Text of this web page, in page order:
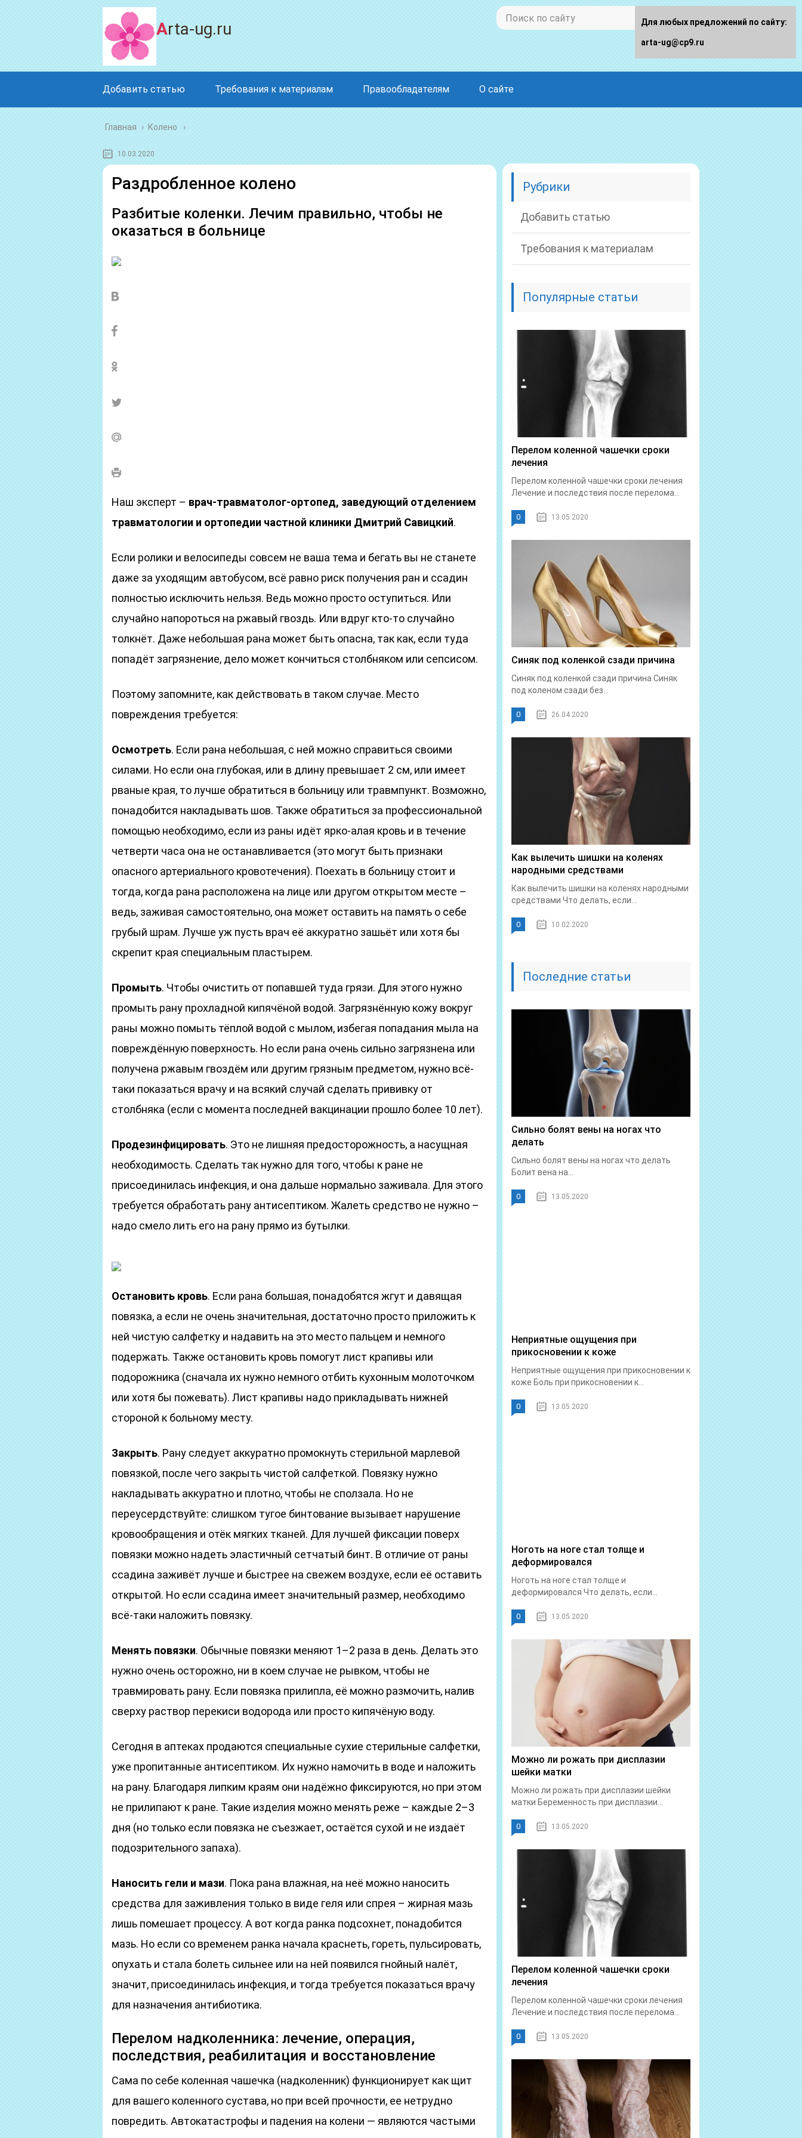
Arta-ug.ru
Добавить статью Требования к материалам Правообладателям О сайте
Главная › Колено
10.03.2020
Раздробленное колено
Разбитые коленки. Лечим правильно, чтобы не
оказаться в больнице
Наш эксперт – врач-травматолог-ортопед, заведующий отделением
травматологии и ортопедии частной клиники Дмитрий Савицкий.
Если ролики и велосипеды совсем не ваша тема и бегать вы не станете
даже за уходящим автобусом, всё равно риск получения ран и ссадин
полностью исключить нельзя. Ведь можно просто оступиться. Или
случайно напороться на ржавый гвоздь. Или вдруг кто-то случайно
толкнёт. Даже небольшая рана может быть опасна, так как, если туда
попадёт загрязнение, дело может кончиться столбняком или сепсисом.
Поэтому запомните, как действовать в таком случае. Место
повреждения требуется:
Осмотреть. Если рана небольшая, с ней можно справиться своими
силами. Но если она глубокая, или в длину превышает 2 см, или имеет
рваные края, то лучше обратиться в больницу или травмпункт. Возможно,
понадобится накладывать шов. Также обратиться за профессиональной
помощью необходимо, если из раны идёт ярко-алая кровь и в течение
четверти часа она не останавливается (это могут быть признаки
опасного артериального кровотечения). Поехать в больницу стоит и
тогда, когда рана расположена на лице или другом открытом месте –
ведь, заживая самостоятельно, она может оставить на память о себе
грубый шрам. Лучше уж пусть врач её аккуратно зашьёт или хотя бы
скрепит края специальным пластырем.
Промыть. Чтобы очистить от попавшей туда грязи. Для этого нужно
промыть рану прохладной кипячёной водой. Загрязнённую кожу вокруг
раны можно помыть тёплой водой с мылом, избегая попадания мыла на
повреждённую поверхность. Но если рана очень сильно загрязнена или
получена ржавым гвоздём или другим грязным предметом, нужно всё-
таки показаться врачу и на всякий случай сделать прививку от
столбняка (если с момента последней вакцинации прошло более 10 лет).
Продезинфицировать. Это не лишняя предосторожность, а насущная
необходимость. Сделать так нужно для того, чтобы к ране не
присоединилась инфекция, и она дальше нормально заживала. Для этого
требуется обработать рану антисептиком. Жалеть средство не нужно –
надо смело лить его на рану прямо из бутылки.
Остановить кровь. Если рана большая, понадобятся жгут и давящая
повязка, а если не очень значительная, достаточно просто приложить к
ней чистую салфетку и надавить на это место пальцем и немного
подержать. Также остановить кровь помогут лист крапивы или
подорожника (сначала их нужно немного отбить кухонным молоточком
или хотя бы пожевать). Лист крапивы надо прикладывать нижней
стороной к больному месту.
Закрыть. Рану следует аккуратно промокнуть стерильной марлевой
повязкой, после чего закрыть чистой салфеткой. Повязку нужно
накладывать аккуратно и плотно, чтобы не сползала. Но не
переусердствуйте: слишком тугое бинтование вызывает нарушение
кровообращения и отёк мягких тканей. Для лучшей фиксации поверх
повязки можно надеть эластичный сетчатый бинт. В отличие от раны
ссадина заживёт лучше и быстрее на свежем воздухе, если её оставить
открытой. Но если ссадина имеет значительный размер, необходимо
всё-таки наложить повязку.
Менять повязки. Обычные повязки меняют 1–2 раза в день. Делать это
нужно очень осторожно, ни в коем случае не рывком, чтобы не
травмировать рану. Если повязка прилипла, её можно размочить, налив
сверху раствор перекиси водорода или просто кипячёную воду.
Сегодня в аптеках продаются специальные сухие стерильные салфетки,
уже пропитанные антисептиком. Их нужно намочить в воде и наложить
на рану. Благодаря липким краям они надёжно фиксируются, но при этом
не прилипают к ране. Такие изделия можно менять реже – каждые 2–3
дня (но только если повязка не съезжает, остаётся сухой и не издаёт
подозрительного запаха).
Наносить гели и мази. Пока рана влажная, на неё можно наносить
средства для заживления только в виде геля или спрея – жирная мазь
лишь помешает процессу. А вот когда ранка подсохнет, понадобится
мазь. Но если со временем ранка начала краснеть, гореть, пульсировать,
опухать и стала болеть сильнее или на ней появился гнойный налёт,
значит, присоединилась инфекция, и тогда требуется показаться врачу
для назначения антибиотика.
Перелом надколенника: лечение, операция,
последствия, реабилитация и восстановление
Сама по себе коленная чашечка (надколенник) функционирует как щит
для вашего коленного сустава, но при всей прочности, ее нетрудно
повредить. Автокатастрофы и падения на колени — являются частыми
Рубрики
Добавить статью
Требования к материалам
Популярные статьи
Перелом коленной чашечки сроки
лечения
Перелом коленной чашечки сроки лечения
Лечение и последствия после перелома...
0 13.05.2020
Синяк под коленкой сзади причина
Синяк под коленкой сзади причина Синяк
под коленом сзади без...
0 26.04.2020
Как вылечить шишки на коленях
народными средствами
Как вылечить шишки на коленях народными
средствами Что делать, если...
0 10.02.2020
Последние статьи
Сильно болят вены на ногах что
делать
Сильно болят вены на ногах что делать
Болит вена на...
0 13.05.2020
Неприятные ощущения при
прикосновении к коже
Неприятные ощущения при прикосновении к
коже Боль при прикосновении к...
0 13.05.2020
Ноготь на ноге стал толще и
деформировался
Ноготь на ноге стал толще и
деформировался Что делать, если...
0 13.05.2020
Можно ли рожать при дисплазии
шейки матки
Можно ли рожать при дисплазии шейки
матки Беременность при дисплазии...
0 13.05.2020
Перелом коленной чашечки сроки
лечения
Перелом коленной чашечки сроки лечения
Лечение и последствия после перелома...
0 13.05.2020
Для любых предложений по сайту:
arta-ug@cp9.ru